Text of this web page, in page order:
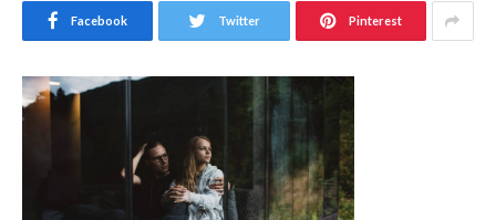
Facebook Twitter Pinterest